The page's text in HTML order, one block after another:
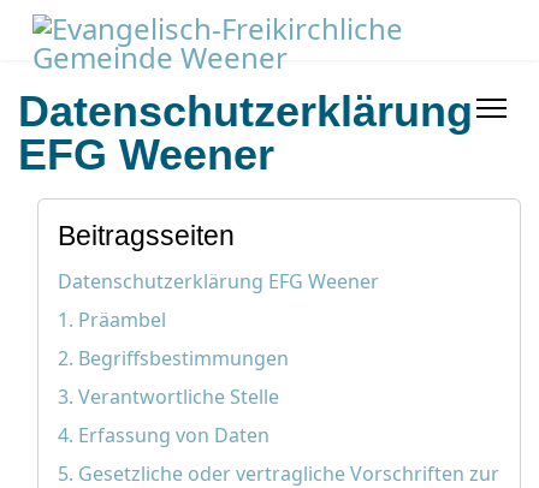
Datenschutzerklärung
EFG Weener
Beitragsseiten
Datenschutzerklärung EFG Weener
1. Präambel
2. Begriffsbestimmungen
3. Verantwortliche Stelle
4. Erfassung von Daten
5. Gesetzliche oder vertragliche Vorschriften zur